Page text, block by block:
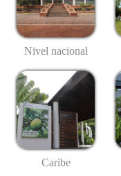
Nivel nacional
Caribe